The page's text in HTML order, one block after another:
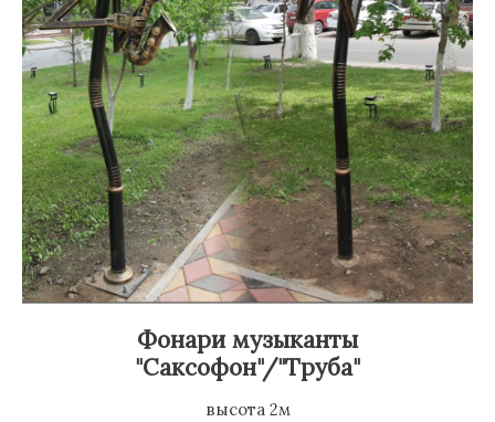
Фонари музыканты
"Саксофон"/"Труба"
высота 2м